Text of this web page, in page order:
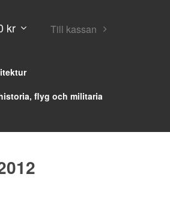
kr Till kassan
flyg och militaria